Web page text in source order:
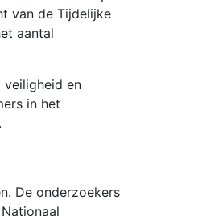
van de Tijdelijke
aantal
veiligheid en
in het
De onderzoekers